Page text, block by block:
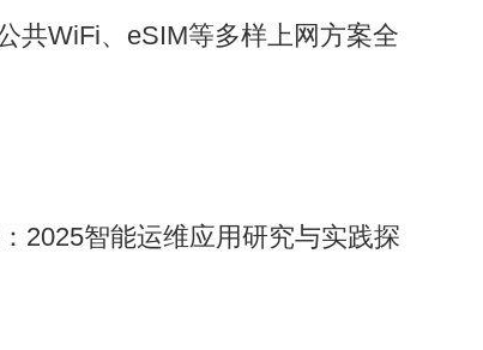
共WiFi、eSIM等多样上网方案全
2025智能运维应用研究与实践探